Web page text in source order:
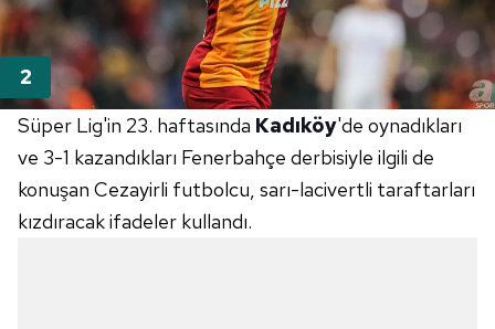
Süper Lig'in 23. haftasında Kadıköy'de oynadıkları
ve 3-1 kazandıkları Fenerbahçe derbisiyle ilgili de
konuşan Cezayirli futbolcu, sarı-lacivertli taraftarları
kızdıracak ifadeler kullandı.